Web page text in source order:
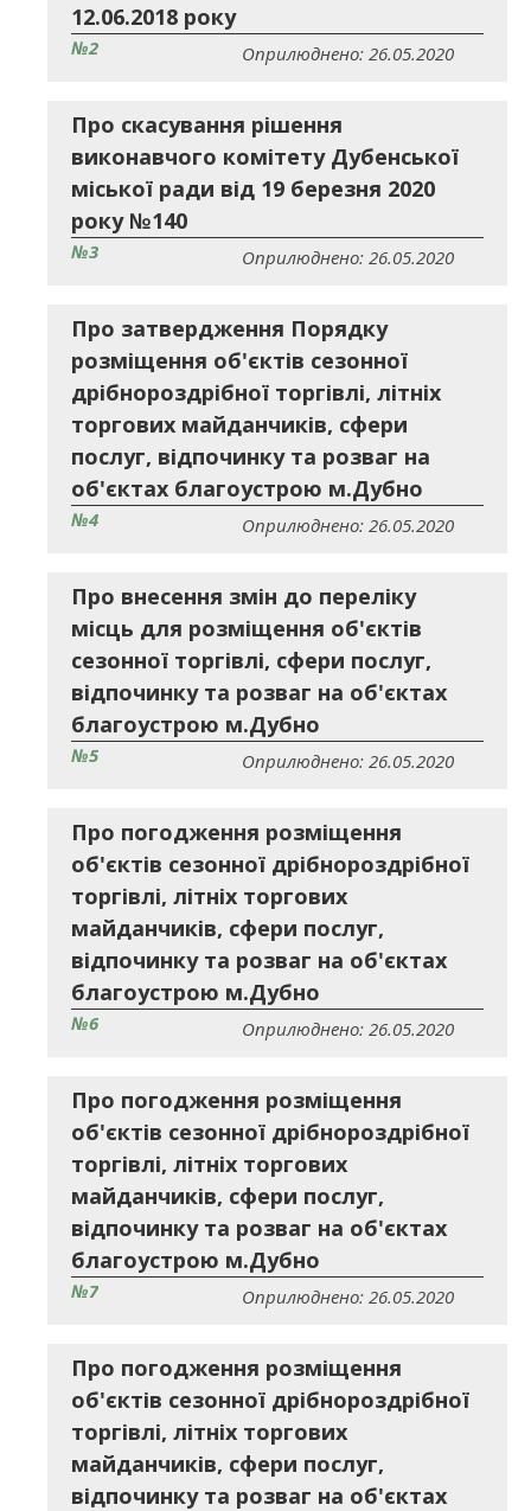
12.06.2018 року
№2 Оприлюднено: 26.05.2020
Про скасування рішення
виконавчого комітету Дубенської
міської ради від 19 березня 2020
року №140
№3 Оприлюднено: 26.05.2020
Про затвердження Порядку
розміщення об'єктів сезонної
дрібнороздрібної торгівлі, літніх
торгових майданчиків, сфери
послуг, відпочинку та розваг на
об'єктах благоустрою м.Дубно
№4 Оприлюднено: 26.05.2020
Про внесення змін до переліку
місць для розміщення об'єктів
сезонної торгівлі, сфери послуг,
відпочинку та розваг на об'єктах
благоустрою м.Дубно
№5 Оприлюднено: 26.05.2020
Про погодження розміщення
об'єктів сезонної дрібнороздрібної
торгівлі, літніх торгових
майданчиків, сфери послуг,
відпочинку та розваг на об'єктах
благоустрою м.Дубно
№6 Оприлюднено: 26.05.2020
Про погодження розміщення
об'єктів сезонної дрібнороздрібної
торгівлі, літніх торгових
майданчиків, сфери послуг,
відпочинку та розваг на об'єктах
благоустрою м.Дубно
№7 Оприлюднено: 26.05.2020
Про погодження розміщення
об'єктів сезонної дрібнороздрібної
торгівлі, літніх торгових
майданчиків, сфери послуг,
відпочинку та розваг на об'єктах